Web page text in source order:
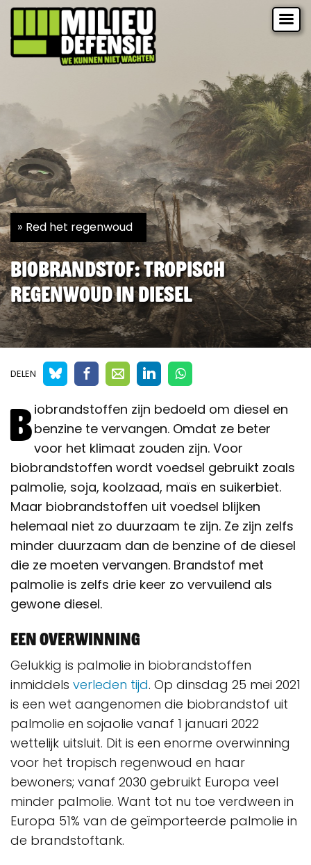
Red het regenwoud
Biobrandstof: tropisch
regenwoud in diesel
DELEN
Biobrandstoffen zijn bedoeld om diesel en
benzine te vervangen. Omdat ze beter
voor het klimaat zouden zijn. Voor
biobrandstoffen wordt voedsel gebruikt zoals
palmolie, soja, koolzaad, maïs en suikerbiet.
Maar biobrandstoffen uit voedsel blijken
helemaal niet zo duurzaam te zijn. Ze zijn zelfs
minder duurzaam dan de benzine of de diesel
die ze moeten vervangen. Brandstof met
palmolie is zelfs drie keer zo vervuilend als
gewone diesel.
Een overwinning
Gelukkig is palmolie in biobrandstoffen
inmiddels verleden tijd. Op dinsdag 25 mei 2021
is een wet aangenomen die biobrandstof uit
palmolie en sojaolie vanaf 1 januari 2022
wettelijk uitsluit. Dit is een enorme overwinning
voor het tropisch regenwoud en haar
bewoners; vanaf 2030 gebruikt Europa veel
minder palmolie. Want tot nu toe verdween in
Europa 51% van de geïmporteerde palmolie in
de brandstoftank.